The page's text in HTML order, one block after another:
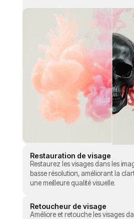
Restauration de visage
Restaurez les visages dans les
basse résolution, améliorant la
une meilleure qualité visuelle.
Retoucheur de visage
Améliore et retouche les visages